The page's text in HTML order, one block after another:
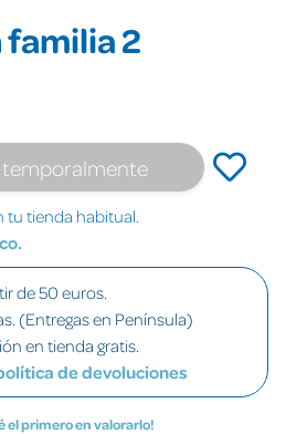
2
tu tienda habitual.
de 50 euros.
(Entregas en Península)
en tienda gratis.
de devoluciones
el primero en valorarlo!